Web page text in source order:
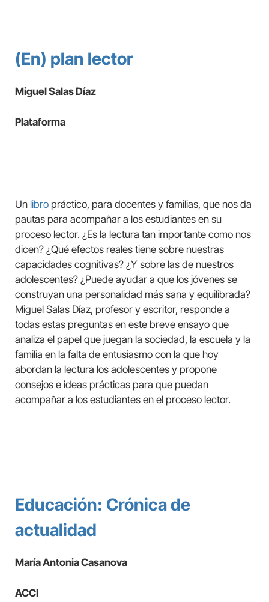
(En) plan lector
Miguel Salas Díaz
Plataforma
Un libro práctico, para docentes y familias, que nos da
pautas para acompañar a los estudiantes en su
proceso lector. ¿Es la lectura tan importante como nos
dicen? ¿Qué efectos reales tiene sobre nuestras
capacidades cognitivas? ¿Y sobre las de nuestros
adolescentes? ¿Puede ayudar a que los jóvenes se
construyan una personalidad más sana y equilibrada?
Miguel Salas Díaz, profesor y escritor, responde a
todas estas preguntas en este breve ensayo que
analiza el papel que juegan la sociedad, la escuela y la
familia en la falta de entusiasmo con la que hoy
abordan la lectura los adolescentes y propone
consejos e ideas prácticas para que puedan
acompañar a los estudiantes en el proceso lector.
Educación: Crónica de
actualidad
María Antonia Casanova
ACCI